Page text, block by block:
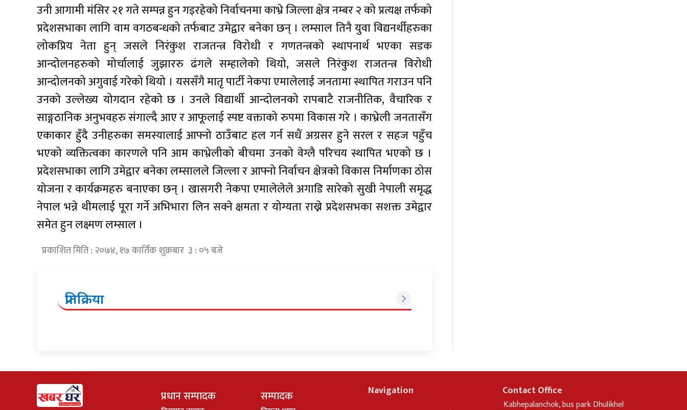
उनी आगामी मंसिर २१ गते सम्पन्न हुन गइरहेको निर्वाचनमा काभ्रे जिल्ला क्षेत्र नम्बर २ को प्रत्यक्ष तर्फको
प्रदेशसभाका लागि वाम वगठबन्धको तर्फबाट उमेद्वार बनेका छन् । लम्साल तिनै युवा विद्यनर्थीहरुका
लोकप्रिय नेता हुन् जसले निरंकुश राजतन्त्र विरोधी र गणतन्त्रको स्थापनार्थ भएका सडक
आन्दोलनहरुको मोर्चालाई जुझाररु ढंगले सम्हालेको थियो, जसले निरंकुश राजतन्त्र विरोधी
आन्दोलनको अगुवाई गरेको थियो । यससँगै मातृ पार्टी नेकपा एमालेलाई जनतामा स्थापित गराउन पनि
उनको उल्लेख्य योगदान रहेको छ । उनले विद्यार्थी आन्दोलनको रापबाटै राजनीतिक, वैचारिक र
साङ्गठानिक अनुभवहरु संगाल्दै आए र आफूलाई स्पष्ट वक्ताको रुपमा विकास गरे । काभ्रेली जनतासँग
एकाकार हुँदै उनीहरुका समस्यालाई आफ्नो ठाउँबाट हल गर्न सधैं अग्रसर हुने सरल र सहज पहुँच
भएको व्यक्तित्वका कारणले पनि आम काभ्रेलीको बीचमा उनको वेग्लै परिचय स्थापित भएको छ ।
प्रदेशसभाका लागि उमेद्वार बनेका लम्सालले जिल्ला र आफ्नो निर्वाचन क्षेत्रको विकास निर्माणका ठोस
योजना र कार्यक्रमहरु बनाएका छन् । खासगरी नेकपा एमालेलेले अगाडि सारेको सुखी नेपाली समृद्ध
नेपाल भन्ने थीमलाई पूरा गर्ने अभिभारा लिन सक्ने क्षमता र योग्यता राख्ने प्रदेशसभका सशक्त उमेद्वार
समेत हुन लक्ष्मण लम्साल ।
प्रकाशित मिति : २०७४, १७ कार्तिक शुक्रबार ३ : ०५ बजे
प्रतिक्रिया
प्रधान सम्पादक सम्पादक Navigation Contact Office
Kabhepalanchok, bus park Dhulikhel